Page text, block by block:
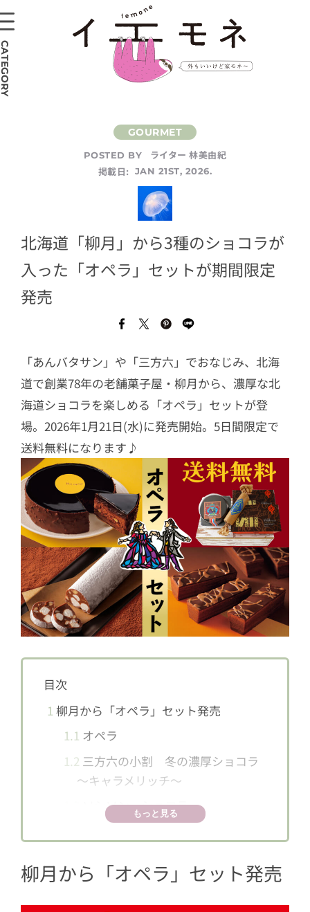
POSTED BY
ライター 林美由紀
掲載日:
JAN 21ST, 2026.
北海道「柳月」から3種のショコラが
入った「オペラ」セットが期間限定
発売
「あんバタサン」や「三方六」でおなじみ、北海
道で創業78年の老舗菓子屋・柳月から、濃厚な北
海道ショコラを楽しめる「オペラ」セットが登
場。2026年1月21日(水)に発売開始。5日間限定で
送料無料になります♪
目次
1 柳月から「オペラ」セット発売
1.1 オペラ
1.2 三方六の小割 冬の濃厚ショコラ
～キャラメリッチ～
ソシソン・ショコラ
もっと見る
柳月から「オペラ」セット発売